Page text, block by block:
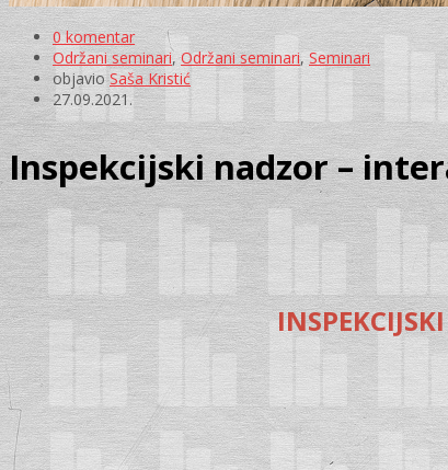
0 komentar
Održani seminari,Održani seminari, Seminari
objavioSaša Kristić
27.09.2021.
Inspekcijski nadzor –